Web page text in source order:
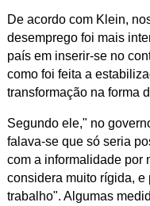
De acordo com Klein,
desemprego foi mais
país em inserir-se no
como foi feita a
transformação na forma
Segundo ele," no
falava-se que só seria
com a informalidade por
considera muito rígida,
trabalho". Algumas